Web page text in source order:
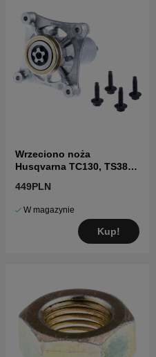
Wrzeciono noża
Husqvarna TC130, TS38,
inne
449PLN
W magazynie
Kup!